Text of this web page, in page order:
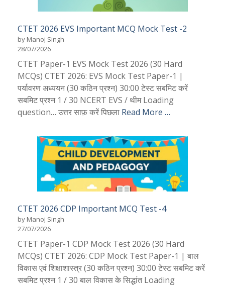
CTET 2026 EVS Important MCQ Mock Test -2
by Manoj Singh
28/07/2026
CTET Paper-1 EVS Mock Test 2026 (30 Hard
MCQs) CTET 2026: EVS Mock Test Paper-1 |
पर्यावरण अध्ययन (30 कठिन प्रश्न) 30:00 टेस्ट सबमिट करें
सबमिट प्रश्न 1 / 30 NCERT EVS / थीम Loading
question… उत्तर साफ़ करें पिछला Read More …
CTET 2026 CDP Important MCQ Test -4
by Manoj Singh
27/07/2026
CTET Paper-1 CDP Mock Test 2026 (30 Hard
MCQs) CTET 2026: CDP Mock Test Paper-1 | बाल
विकास एवं शिक्षाशास्त्र (30 कठिन प्रश्न) 30:00 टेस्ट सबमिट करें
सबमिट प्रश्न 1 / 30 बाल विकास के सिद्धांत Loading